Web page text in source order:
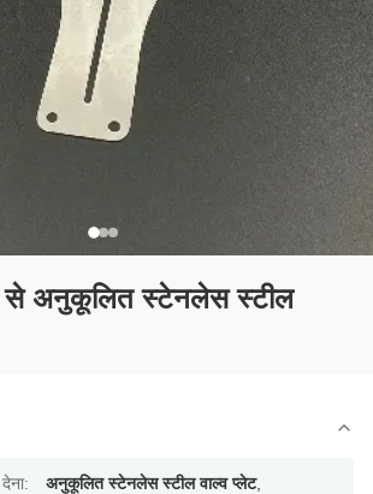
से अनुकूलित स्टेनलेस स्टील
अनुकूलित स्टेनलेस स्टील वाल्व प्लेट,